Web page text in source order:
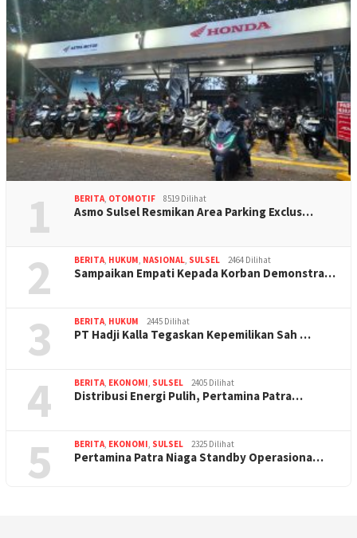
1 BERITA OTOMOTIF 8519 Dilihat
Asmo Sulsel Resmikan Area Parking Exclus…
2 BERITA HUKUM NASIONAL SULSEL 2464 Dilihat
Sampaikan Empati Kepada Korban Demonstra…
3 BERITA HUKUM 2445 Dilihat
PT Hadji Kalla Tegaskan Kepemilikan Sah …
4 BERITA EKONOMI SULSEL 2405 Dilihat
Distribusi Energi Pulih, Pertamina Patra…
5 BERITA EKONOMI SULSEL 2325 Dilihat
Pertamina Patra Niaga Standby Operasiona…